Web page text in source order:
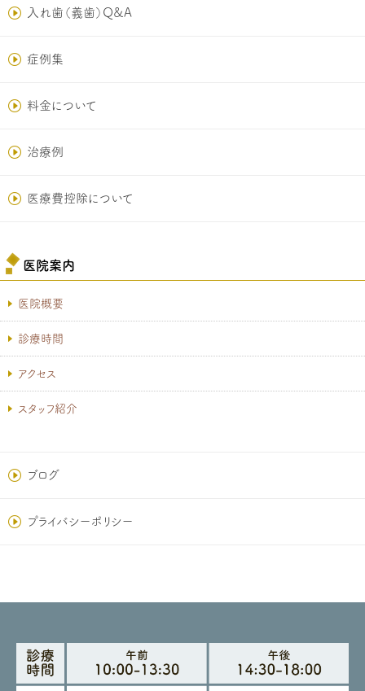
入れ歯（義歯）Q&A
症例集
料金について
治療例
医療費控除について
医院案内
医院概要
診療時間
アクセス
スタッフ紹介
ブログ
プライバシーポリシー